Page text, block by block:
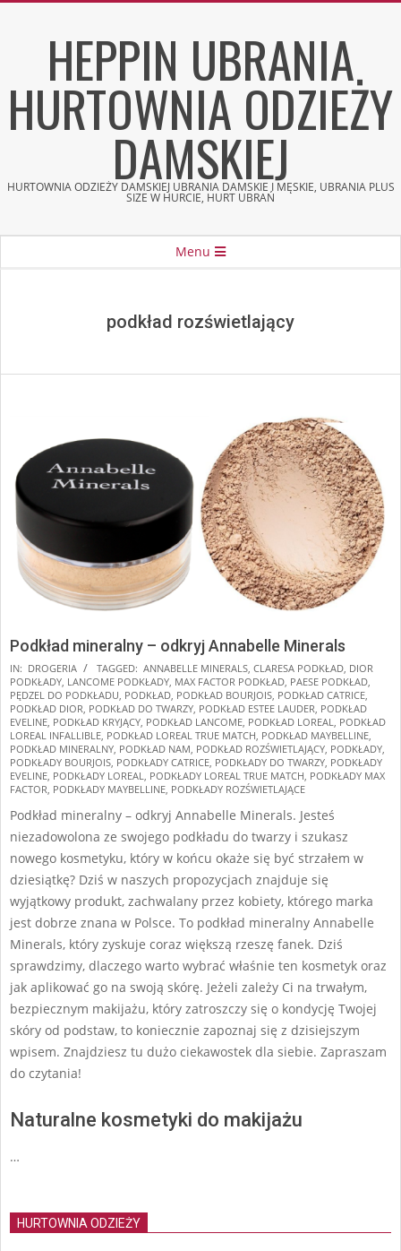
HEPPIN UBRANIA
HURTOWNIA ODZIEŻY
DAMSKIEJ
HURTOWNIA ODZIEŻY DAMSKIEJ UBRANIA DAMSKIE I MĘSKIE, UBRANIA PLUS
SIZE W HURCIE, HURT UBRAŃ
Menu
podkład rozświetlający
Podkład mineralny – odkryj Annabelle Minerals
2025-
01-
19
IN: DROGERIA TAGGED: ANNABELLE MINERALS, CLARESA PODKŁAD, DIOR
PODKŁADY, LANCOME PODKŁADY, MAX FACTOR PODKŁAD, PAESE PODKŁAD,
PĘDZEL DO PODKŁADU, PODKŁAD, PODKŁAD BOURJOIS, PODKŁAD CATRICE,
PODKŁAD DIOR, PODKŁAD DO TWARZY, PODKŁAD ESTEE LAUDER, PODKŁAD
EVELINE, PODKŁAD KRYJĄCY, PODKŁAD LANCOME, PODKŁAD LOREAL, PODKŁAD
LOREAL INFALLIBLE, PODKŁAD LOREAL TRUE MATCH, PODKŁAD MAYBELLINE,
PODKŁAD MINERALNY, PODKŁAD NAM, PODKŁAD ROZŚWIETLAJĄCY, PODKŁADY,
PODKŁADY BOURJOIS, PODKŁADY CATRICE, PODKŁADY DO TWARZY, PODKŁADY
EVELINE, PODKŁADY LOREAL, PODKŁADY LOREAL TRUE MATCH, PODKŁADY MAX
FACTOR, PODKŁADY MAYBELLINE, PODKŁADY ROZŚWIETLAJĄCE
Podkład mineralny – odkryj Annabelle Minerals. Jesteś
niezadowolona ze swojego podkładu do twarzy i szukasz
nowego kosmetyku, który w końcu okaże się być strzałem w
dziesiątkę? Dziś w naszych propozycjach znajduje się
wyjątkowy produkt, zachwalany przez kobiety, którego marka
jest dobrze znana w Polsce. To podkład mineralny Annabelle
Minerals, który zyskuje coraz większą rzeszę fanek. Dziś
sprawdzimy, dlaczego warto wybrać właśnie ten kosmetyk oraz
jak aplikować go na swoją skórę. Jeżeli zależy Ci na trwałym,
bezpiecznym makijażu, który zatroszczy się o kondycję Twojej
skóry od podstaw, to koniecznie zapoznaj się z dzisiejszym
wpisem. Znajdziesz tu dużo ciekawostek dla siebie. Zapraszam
do czytania!
Naturalne kosmetyki do makijażu
…
HURTOWNIA ODZIEŻY